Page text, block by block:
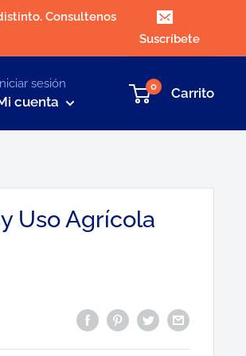
Consultenos
Suscríbete
sesión
cuenta
0 Carrito
Uso Agrícola